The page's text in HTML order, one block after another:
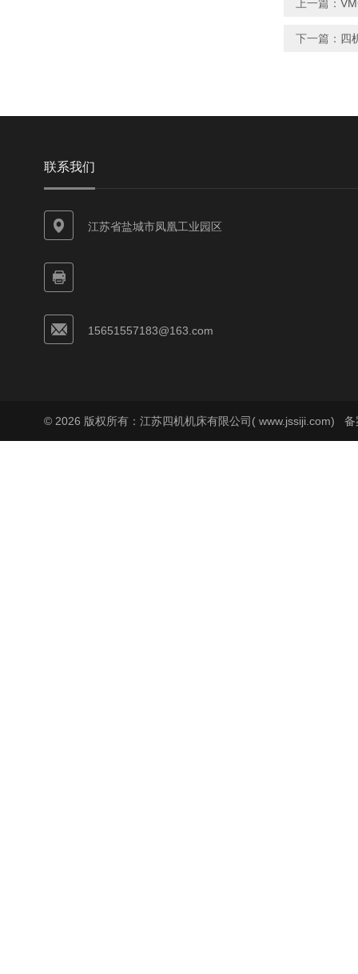
上一篇：
下一篇： 四
联系我们
江苏省盐城市凤凰工业园区
15651557183@163.com
© 2026 版权所有：江苏四机机床有限公司( www.jssiji.com) 备